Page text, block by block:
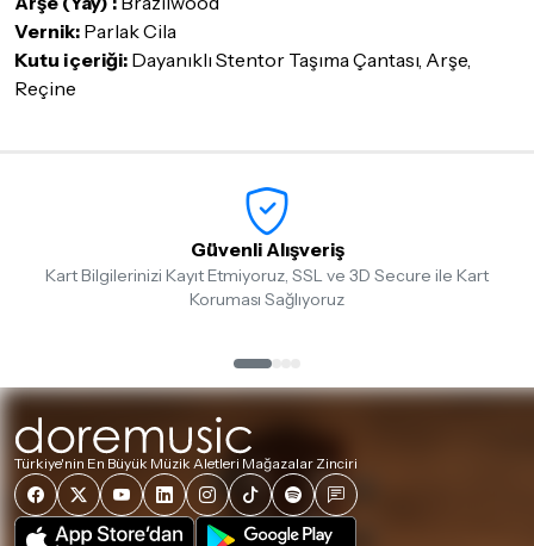
Vernik: Parlak Cila
Kutu içeriği: Dayanıklı Stentor Taşıma Çantası, Arşe,
Reçine
Güvenli Alışveriş
Kart Bilgilerinizi Kayıt Etmiyoruz, SSL ve 3D Secure ile Kart
Koruması Sağlıyoruz
Türkiye'nin En Büyük Müzik Aletleri Mağazalar Zinciri